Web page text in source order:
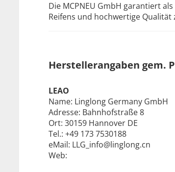
Die MCPNEU GmbH garantiert
Reifens und hochwertige Qualität
Herstellerangaben gem.
LEAO
Name: Linglong Germany GmbH
Adresse: Bahnhofstraße 8
Ort: 30159 Hannover DE
Tel.: +49 173 7530188
eMail: LLG_info@linglong.cn
Web: